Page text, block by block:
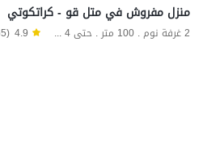
منزل مفروش في متل قو - كراتكوتي
2 غرفة نوم . 100 متر . حتى 4 ضيف 4.9 (65 تعليق)